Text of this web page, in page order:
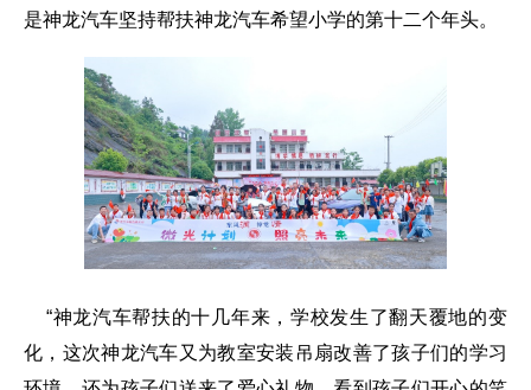
是神龙汽车坚持帮扶神龙汽车希望小学的第十二个年头。
“神龙汽车帮扶的十几年来，学校发生了翻天覆地的变
化，这次神龙汽车又为教室安装吊扇改善了孩子们的学习